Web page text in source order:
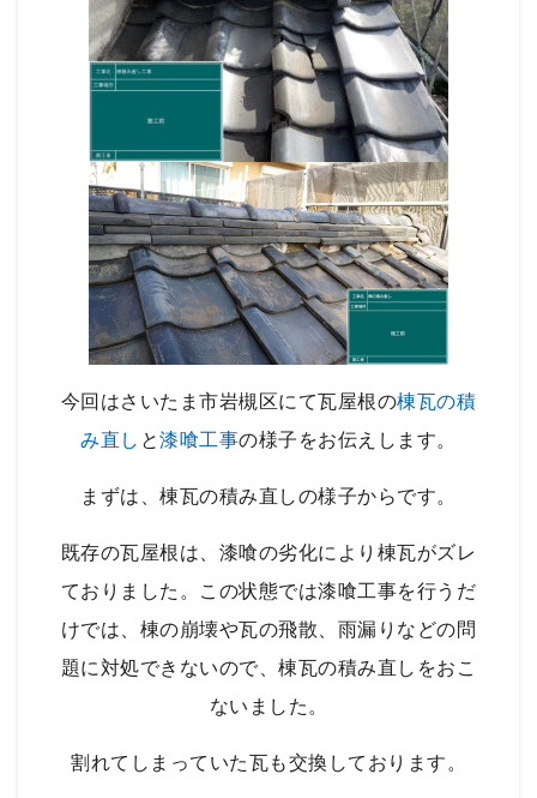
今回はさいたま市岩槻区にて瓦屋根の棟瓦の積
み直し と漆喰工事の様子をお伝えします。
まずは、棟瓦の積み直しの様子からです。
既存の瓦屋根は、漆喰の劣化により棟瓦がズレ
ておりました。この状態では漆喰工事を行うだ
けでは、棟の崩壊や瓦の飛散、雨漏りなどの問
題に対処できないので、棟瓦の積み直しをおこ
ないました。
割れてしまっていた瓦も交換しております。